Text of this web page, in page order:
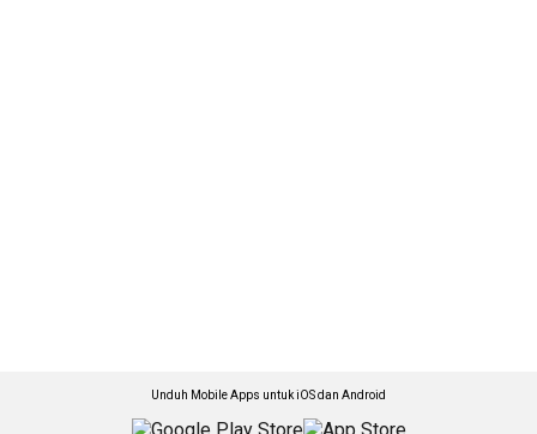
Unduh Mobile Apps untuk iOS dan Android